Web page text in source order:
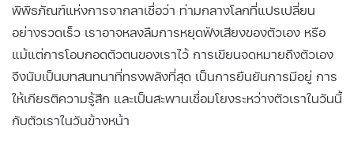
พิพิธภัณฑ์แห่งการจากลาเชื่อว่า ท่ามกลางโลกที่แปรเปลี่ยน
อย่างรวดเร็ว เราอาจหลงลืมการหยุดฟังเสียงของตัวเอง หรือ
แม้แต่การโอบกอดตัวตนของเราไว้ การเขียนจดหมายถึงตัวเอง
จึงนับเป็นบทสนทนาที่ทรงพลังที่สุด เป็นการยืนยันการมีอยู่ การ
ให้เกียรติความรู้สึก และเป็นสะพานเชื่อมโยงระหว่างตัวเราในวันนี้
กับตัวเราในวันข้างหน้า